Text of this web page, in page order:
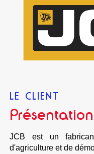
LE CLIENT
JCB est un
d'agriculture et de